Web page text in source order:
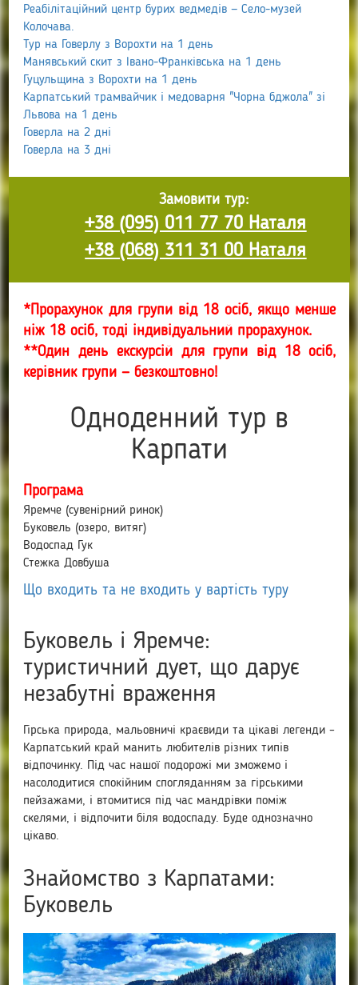
Реабілітаційний центр бурих ведмедів — Село-музей
Колочава.
Тур на Говерлу з Ворохти на 1 день
Манявський скит з Івано-Франківська на 1 день
Гуцульщина з Ворохти на 1 день
Карпатський трамвайчик і медоварня "Чорна бджола" зі
Львова на 1 день
Говерла на 2 дні
Говерла на 3 дні
Замовити тур:
+38 (095) 011 77 70 Наталя
+38 (068) 311 31 00 Наталя
*Прорахунок для групи від 18 осіб, якщо менше
ніж 18 осіб, тоді індивідуальний прорахунок.
**Один день екскурсій для групи від 18 осіб,
керівник групи — безкоштовно!
Одноденний тур в
Карпати
Програма
Яремче (сувенірний ринок)
Буковель (озеро, витяг)
Водоспад Гук
Стежка Довбуша
Що входить та не входить у вартість туру
Буковель і Яремче:
туристичний дует, що дарує
незабутні враження
Гірська природа, мальовничі краєвиди та цікаві легенди –
Карпатський край манить любителів різних типів
відпочинку. Під час нашої подорожі ми зможемо і
насолодитися спокійним спогляданням за гірськими
пейзажами, і втомитися під час мандрівки поміж
скелями, і відпочити біля водоспаду. Буде однозначно
цікаво.
Знайомство з Карпатами:
Буковель